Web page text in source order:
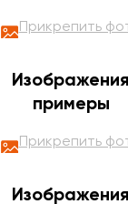
Прикрепить
Изображения
примеры
Прикрепить
Изображения